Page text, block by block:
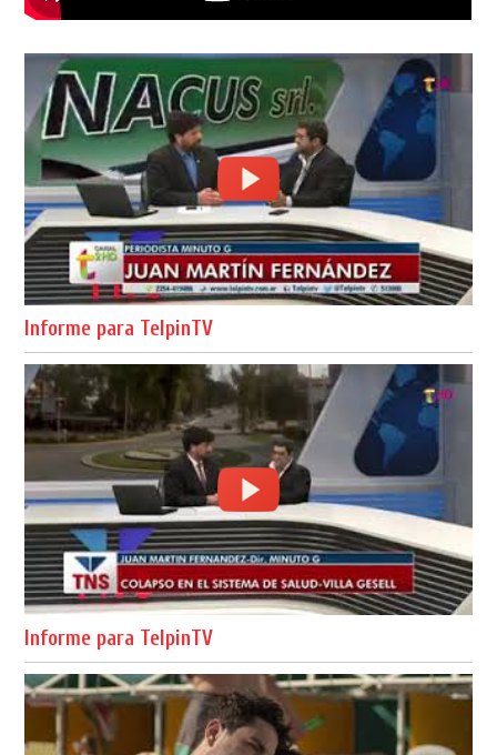
Informe para TelpinTV
Informe para TelpinTV